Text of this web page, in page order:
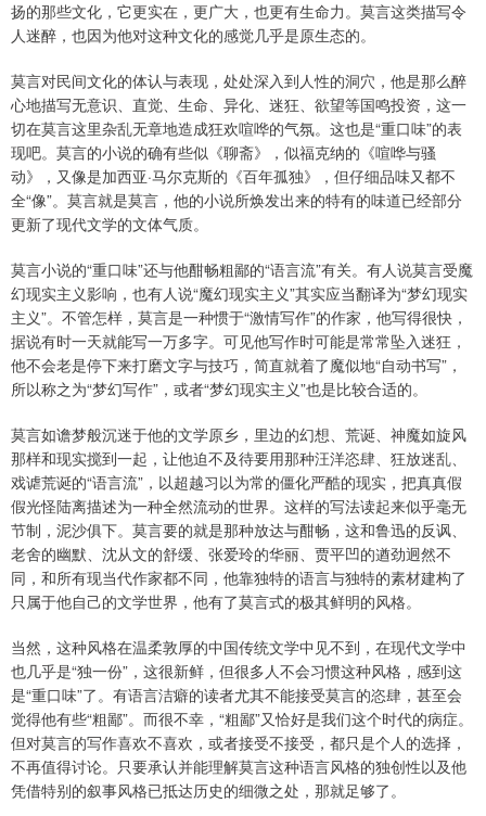
扬的那些文化，它更实在，更广大，也更有生命力。莫言这类描写令
人迷醉，也因为他对这种文化的感觉几乎是原生态的。
莫言对民间文化的体认与表现，处处深入到人性的洞穴，他是那么醉
心地描写无意识、直觉、生命、异化、迷狂、欲望等国鸣投资，这一
切在莫言这里杂乱无章地造成狂欢喧哗的气氛。这也是“重口味”的表
现吧。莫言的小说的确有些似《聊斋》，似福克纳的《喧哗与骚
动》，又像是加西亚·马尔克斯的《百年孤独》，但仔细品味又都不
全“像”。莫言就是莫言，他的小说所焕发出来的特有的味道已经部分
更新了现代文学的文体气质。
莫言小说的“重口味”还与他酣畅粗鄙的“语言流”有关。有人说莫言受魔
幻现实主义影响，也有人说“魔幻现实主义”其实应当翻译为“梦幻现实
主义”。不管怎样，莫言是一种惯于“激情写作”的作家，他写得很快，
据说有时一天就能写一万多字。可见他写作时可能是常常坠入迷狂，
他不会老是停下来打磨文字与技巧，简直就着了魔似地“自动书写”，
所以称之为“梦幻写作”，或者“梦幻现实主义”也是比较合适的。
莫言如谵梦般沉迷于他的文学原乡，里边的幻想、荒诞、神魔如旋风
那样和现实搅到一起，让他迫不及待要用那种汪洋恣肆、狂放迷乱、
戏谑荒诞的“语言流”，以超越习以为常的僵化严酷的现实，把真真假
假光怪陆离描述为一种全然流动的世界。这样的写法读起来似乎毫无
节制，泥沙俱下。莫言要的就是那种放达与酣畅，这和鲁迅的反讽、
老舍的幽默、沈从文的舒缓、张爱玲的华丽、贾平凹的遒劲迥然不
同，和所有现当代作家都不同，他靠独特的语言与独特的素材建构了
只属于他自己的文学世界，他有了莫言式的极其鲜明的风格。
当然，这种风格在温柔敦厚的中国传统文学中见不到，在现代文学中
也几乎是“独一份”，这很新鲜，但很多人不会习惯这种风格，感到这
是“重口味”了。有语言洁癖的读者尤其不能接受莫言的恣肆，甚至会
觉得他有些“粗鄙”。而很不幸，“粗鄙”又恰好是我们这个时代的病症。
但对莫言的写作喜欢不喜欢，或者接受不接受，都只是个人的选择，
不再值得讨论。只要承认并能理解莫言这种语言风格的独创性以及他
凭借特别的叙事风格已抵达历史的细微之处，那就足够了。